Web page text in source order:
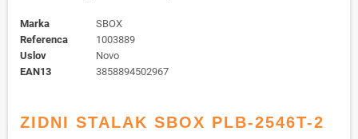
Marka
SBOX
Referenca
1003889
Uslov
Novo
EAN13
3858894502967
ZIDNI STALAK SBOX PLB-2546T-2